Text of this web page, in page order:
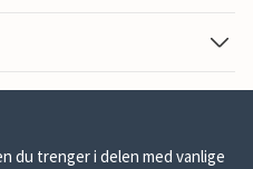
du trenger i delen med vanlige